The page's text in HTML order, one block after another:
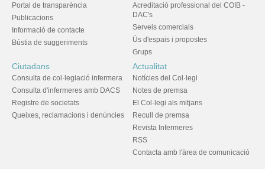
Portal de transparència
Publicacions
Informació de contacte
Bústia de suggeriments
Acreditació professional del COIB -
DAC's
Serveis comercials
Ús d'espais i propostes
Grups
Ciutadans
Consulta de col·legiació infermera
Consulta d'infermeres amb DACS
Registre de societats
Queixes, reclamacions i denúncies
Actualitat
Notícies del Col·legi
Notes de premsa
El Col·legi als mitjans
Recull de premsa
Revista Infermeres
RSS
Contacta amb l'àrea de comunicació